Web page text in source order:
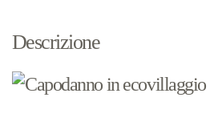
Descrizione